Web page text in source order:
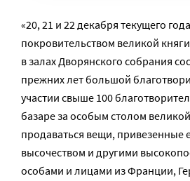
«20, 21 и 22 декабря текущего
покровительством великой
в залах Дворянского собрания
прежних лет большой
участии свыше 100
базаре за особым столом
продаваться вещи, привезенные
высочеством и другими
особами и лицами из Франции,